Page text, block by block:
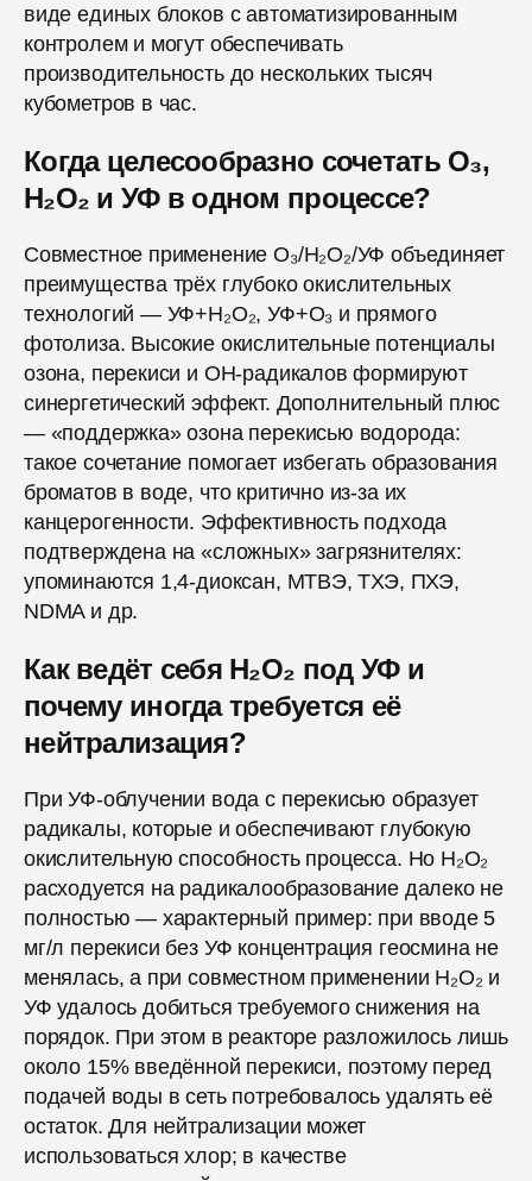
виде единых блоков с автоматизированным
контролем и могут обеспечивать
производительность до нескольких тысяч
кубометров в час.
Когда целесообразно сочетать O₃,
H₂O₂ и УФ в одном процессе?
Совместное применение O₃/H₂O₂/УФ объединяет
преимущества трёх глубоко окислительных
технологий — УФ+H₂O₂, УФ+O₃ и прямого
фотолиза. Высокие окислительные потенциалы
озона, перекиси и ОН-радикалов формируют
синергетический эффект. Дополнительный плюс
— «поддержка» озона перекисью водорода:
такое сочетание помогает избегать образования
броматов в воде, что критично из-за их
канцерогенности. Эффективность подхода
подтверждена на «сложных» загрязнителях:
упоминаются 1,4-диоксан, МТВЭ, ТХЭ, ПХЭ,
NDMA и др.
Как ведёт себя H₂O₂ под УФ и
почему иногда требуется её
нейтрализация?
При УФ-облучении вода с перекисью образует
радикалы, которые и обеспечивают глубокую
окислительную способность процесса. Но H₂O₂
расходуется на радикалообразование далеко не
полностью — характерный пример: при вводе 5
мг/л перекиси без УФ концентрация геосмина не
менялась, а при совместном применении H₂O₂ и
УФ удалось добиться требуемого снижения на
порядок. При этом в реакторе разложилось лишь
около 15% введённой перекиси, поэтому перед
подачей воды в сеть потребовалось удалять её
остаток. Для нейтрализации может
использоваться хлор; в качестве